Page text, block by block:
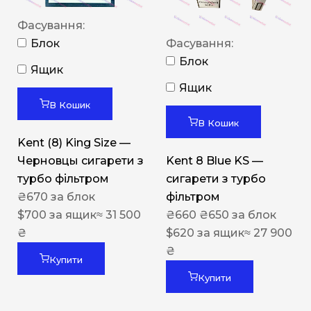
Фасування:
Блок
Ящик
В Кошик
Kent (8) King Size —
Черновцы сигарети з
турбо фільтром
₴670 за блок
$700 за ящик≈ 31 500
₴
Купити
Фасування:
Блок
Ящик
В Кошик
Kent 8 Blue KS —
сигарети з турбо
фільтром
₴660 ₴650 за блок
$620 за ящик≈ 27 900
₴
Купити